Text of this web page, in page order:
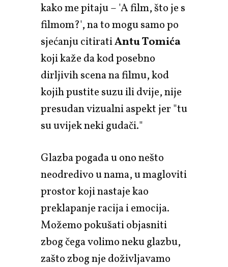
kako me pitaju – 'A film, što je s
filmom?', na to mogu samo po
sjećanju citiratiAntu Tomića
koji kaže da kod posebno
dirljivih scena na filmu, kod
kojih pustite suzu ili dvije, nije
presudan vizualni aspekt jer "tu
su uvijek neki gudači."
Glazba pogađa u ono nešto
neodredivo u nama, u magloviti
prostor koji nastaje kao
preklapanje racija i emocija.
Možemo pokušati objasniti
zbog čega volimo neku glazbu,
zašto zbog nje doživljavamo